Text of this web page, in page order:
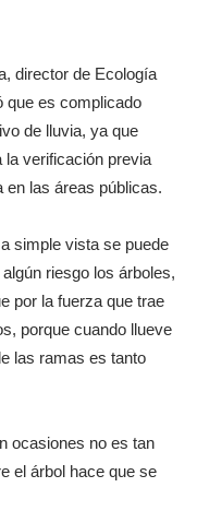
director de Ecología
que es complicado
de lluvia, ya que
la verificación previa
en las áreas públicas.
simple vista se puede
riesgo los árboles,
por la fuerza que trae
porque cuando llueve
las ramas es tanto
ocasiones no es tan
el árbol hace que se